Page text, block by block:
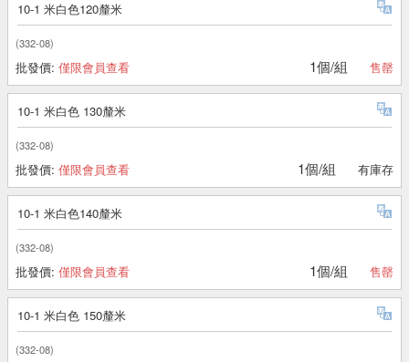
10-1 米白色120釐米
(332-08)
批發價: 僅限會員查看 1個/組 售罄
10-1 米白色 130釐米
(332-08)
批發價: 僅限會員查看 1個/組 有庫存
10-1 米白色140釐米
(332-08)
批發價: 僅限會員查看 1個/組 售罄
10-1 米白色 150釐米
(332-08)